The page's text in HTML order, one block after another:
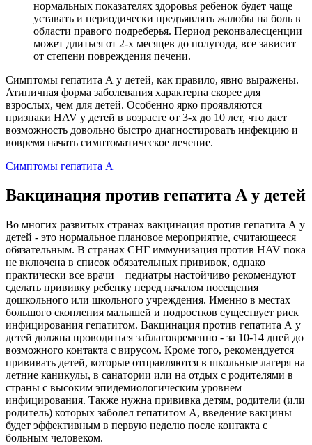
нормальных показателях здоровья ребенок будет чаще
уставать и периодически предъявлять жалобы на боль в
области правого подреберья. Период реконвалесценции
может длиться от 2-х месяцев до полугода, все зависит
от степени повреждения печени.
Симптомы гепатита А у детей, как правило, явно выражены.
Атипичная форма заболевания характерна скорее для
взрослых, чем для детей. Особенно ярко проявляются
признаки HAV у детей в возрасте от 3-х до 10 лет, что дает
возможность довольно быстро диагностировать инфекцию и
вовремя начать симптоматическое лечение.
Симптомы гепатита А
Вакцинация против гепатита А у детей
Во многих развитых странах вакцинация против гепатита А у
детей - это нормальное плановое мероприятие, считающееся
обязательным. В странах СНГ иммунизация против HAV пока
не включена в список обязательных прививок, однако
практически все врачи – педиатры настойчиво рекомендуют
сделать прививку ребенку перед началом посещения
дошкольного или школьного учреждения. Именно в местах
большого скопления малышей и подростков существует риск
инфицирования гепатитом. Вакцинация против гепатита А у
детей должна проводиться заблаговременно - за 10-14 дней до
возможного контакта с вирусом. Кроме того, рекомендуется
прививать детей, которые отправляются в школьные лагеря на
летние каникулы, в санатории или на отдых с родителями в
страны с высоким эпидемиологическим уровнем
инфицирования. Также нужна прививка детям, родители (или
родитель) которых заболел гепатитом А, введение вакцины
будет эффективным в первую неделю после контакта с
больным человеком.